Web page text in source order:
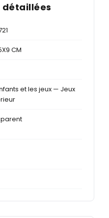
CM
et les jeux — Jeux